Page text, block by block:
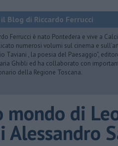
il Blog di Riccardo Ferrucci
Ferrucci è nato Pontedera e vive a
numerosi volumi sul cinema e
Taviani , la poesia del Paesaggio”,
Ghibli ed ha collaborato con
della Regione Toscana.
mondo di
Alessandro